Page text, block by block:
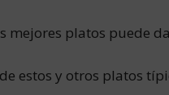
mejores platos puede
estos y otros platos